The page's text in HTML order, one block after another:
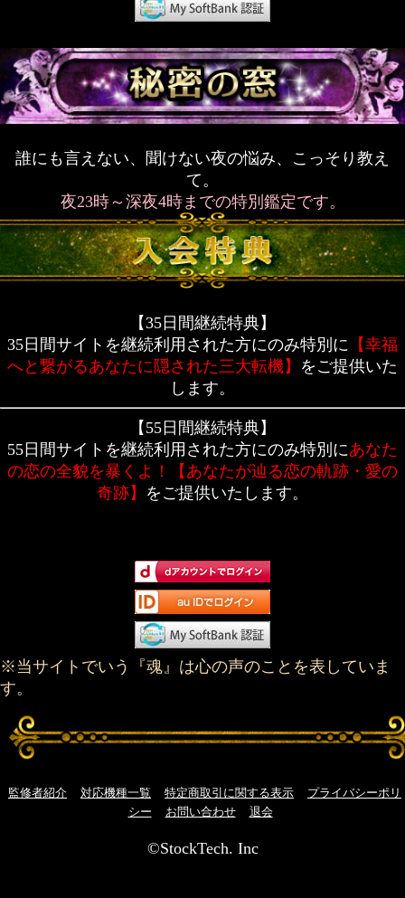
誰にも言えない、聞けない夜の悩み、こっそり教え
て。
夜23時～深夜4時までの特別鑑定です。
【35日間継続特典】
35日間サイトを継続利用された方にのみ特別に 【幸福
へと繋がるあなたに隠された三大転機】 をご提供いた
します。
【55日間継続特典】
55日間サイトを継続利用された方にのみ特別にあなた
の恋の全貌を暴くよ！【あなたが辿る恋の軌跡・愛の
奇跡】 をご提供いたします。
※当サイトでいう『魂』は心の声のことを表していま
す。
監修者紹介 対応機種一覧 特定商取引に関する表示
プライバシーポリ
シー
お問い合わせ 退会
©StockTech. Inc